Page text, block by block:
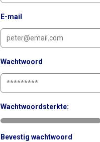
E-mail
Wachtwoord
Wachtwoordsterkte:
Bevestig wachtwoord